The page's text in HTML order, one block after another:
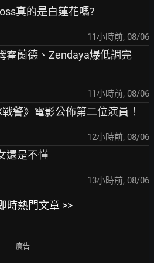
真的是白蓮花嗎?
11小時前, 08/06
霍蘭德、Zendaya爆低調完
11小時前, 08/06
警》電影公佈第二位演員！
12小時前, 08/06
還是不懂
13小時前, 08/06
時熱門文章 >>
廣告